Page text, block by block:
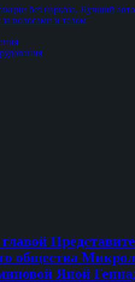
без наркоза. Лучший
волосами и телом
общества
Яной